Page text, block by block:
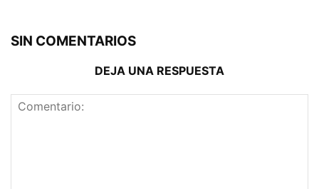
SIN COMENTARIOS
DEJA UNA RESPUESTA